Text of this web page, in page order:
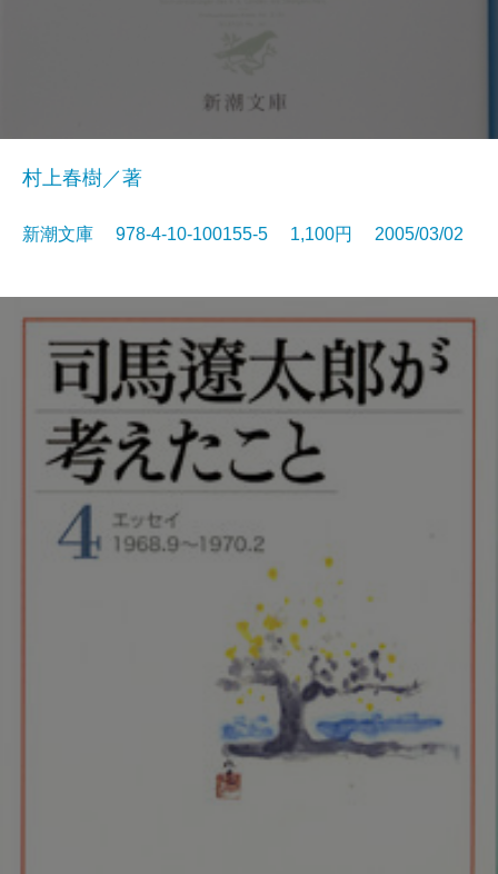
村上春樹／著
新潮文庫 978-4-10-100155-5 1,100円 2005/03/02